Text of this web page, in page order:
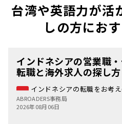
台湾や英語力が活
しの方にお
インドネシアの営業職
転職と海外求人の探し方
インドネシアの転職をお考
ABROADERS事務局
2026年08月06日